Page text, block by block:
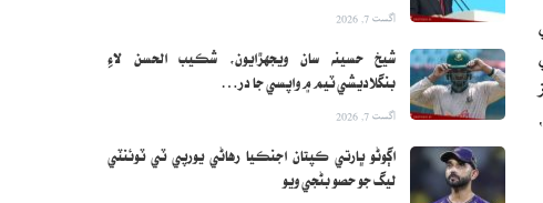
اگست 7, 2026
شيخ حسينه سان ويجهڙايون، شڪيب الحسن لاءِ
بنگلاديشي ٽيم ۾ واپسي جا در…
اگست 7, 2026
اڳوڻو ڀارتي ڪپتان اجنڪيا رهاڻي يورپي ٽي ٽوئنٽي
ليگ جو حصو بڻجي ويو